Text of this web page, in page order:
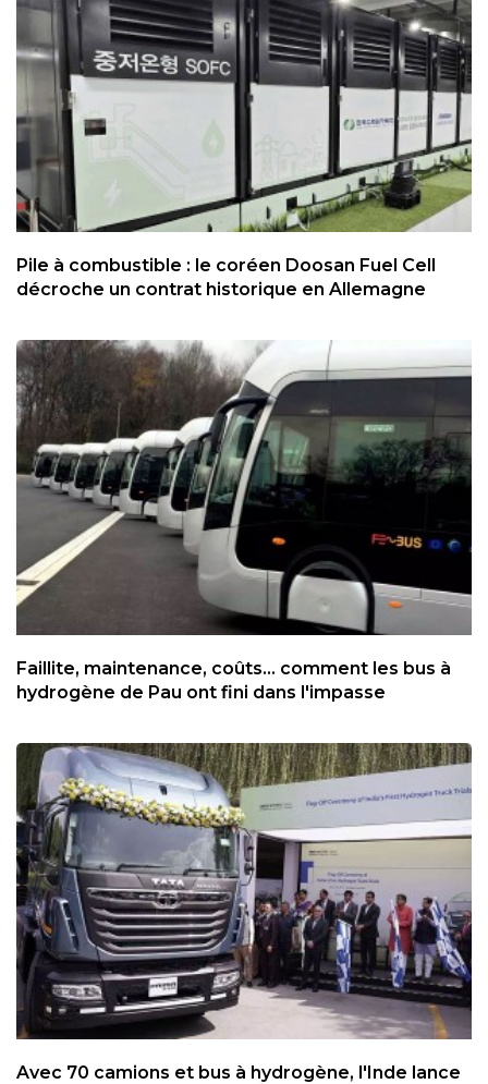
Pile à combustible : le coréen Doosan Fuel Cell
décroche un contrat historique en Allemagne
Faillite, maintenance, coûts... comment les bus à
hydrogène de Pau ont fini dans l'impasse
Avec 70 camions et bus à hydrogène, l'Inde lance